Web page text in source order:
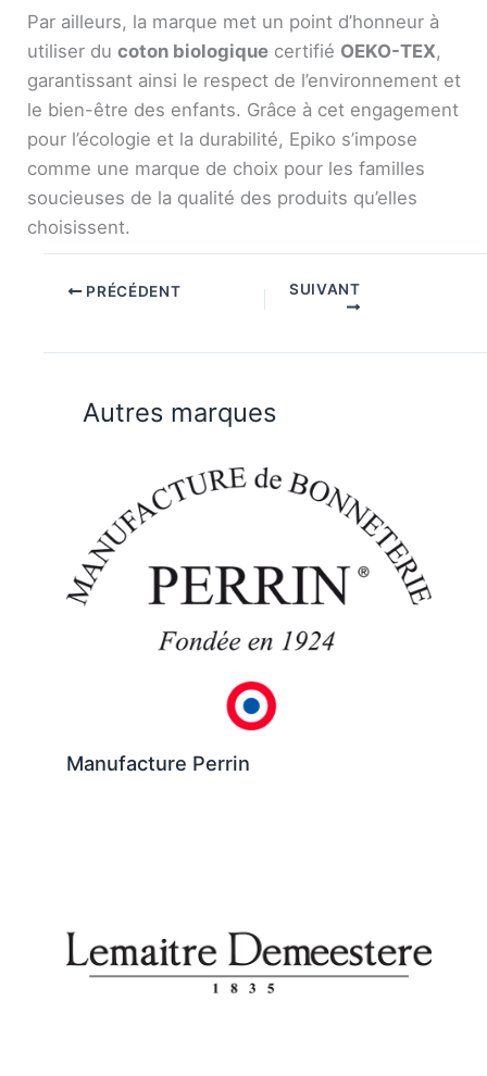
Par ailleurs, la marque met un point d’honneur à
utiliser du coton biologique certifié OEKO-TEX,
garantissant ainsi le respect de l’environnement et
le bien-être des enfants. Grâce à cet engagement
pour l’écologie et la durabilité, Epiko s’impose
comme une marque de choix pour les familles
soucieuses de la qualité des produits qu’elles
choisissent.
PRÉCÉDENT SUIVANT
Autres marques
Manufacture Perrin